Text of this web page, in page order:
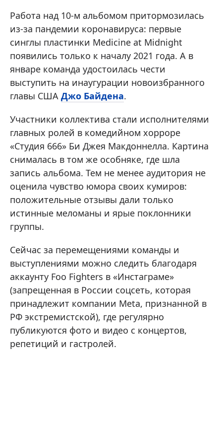
Работа над 10-м альбомом притормозилась
из-за пандемии коронавируса: первые
синглы пластинки Medicine at Midnight
появились только к началу 2021 года. А в
январе команда удостоилась чести
выступить на инаугурации новоизбранного
главы США Джо Байдена.
Участники коллектива стали исполнителями
главных ролей в комедийном хорроре
«Студия 666» Би Джея Макдоннелла. Картина
снималась в том же особняке, где шла
запись альбома. Тем не менее аудитория не
оценила чувство юмора своих кумиров:
положительные отзывы дали только
истинные меломаны и ярые поклонники
группы.
Сейчас за перемещениями команды и
выступлениями можно следить благодаря
аккаунту Foo Fighters в «Инстаграме»
(запрещенная в России соцсеть, которая
принадлежит компании Meta, признанной в
РФ экстремистской), где регулярно
публикуются фото и видео с концертов,
репетиций и гастролей.